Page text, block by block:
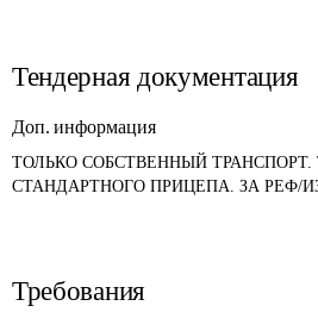
Тендерная документация
Доп. информация
ТОЛЬКО СОБСТВЕННЫЙ
СТАНДАРТНОГО ПРИЦЕПА. ЗА РЕФ/
Требования